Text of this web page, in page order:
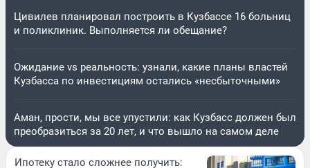
Цивилев планировал построить в Кузбассе 16 больниц
и поликлиник. Выполняется ли обещание?
Ожидание vs реальность: узнали, какие планы властей
Кузбасса по инвестициям остались «несбыточными»
Аман, прости, мы все упустили: как Кузбасс должен был
преобразиться за 20 лет, и что вышло на самом деле
Ипотеку стало сложнее получить: